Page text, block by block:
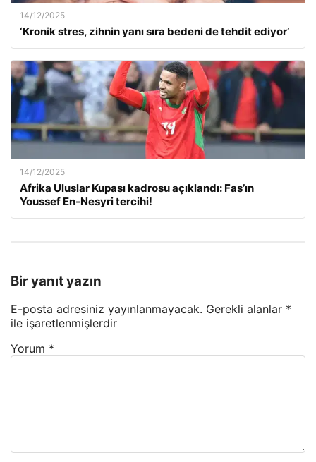
14/12/2025
‘Kronik stres, zihnin yanı sıra bedeni de tehdit ediyor’
14/12/2025
Afrika Uluslar Kupası kadrosu açıklandı: Fas’ın
Youssef En-Nesyri tercihi!
Bir yanıt yazın
E-posta adresiniz yayınlanmayacak. Gerekli alanlar *
ile işaretlenmişlerdir
Yorum *